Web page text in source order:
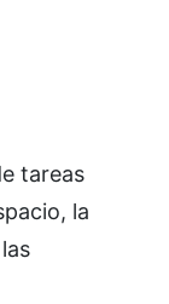
tareas
la